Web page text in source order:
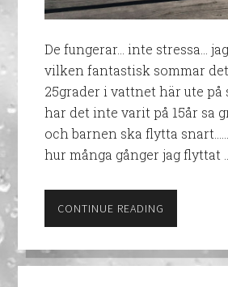
De fungerar... inte stressa... jag
vilken fantastisk sommar det
25grader i vattnet här ute på
har det inte varit på 15år sa
och barnen ska flytta
hur många gånger jag flyttat …
CONTINUE READING